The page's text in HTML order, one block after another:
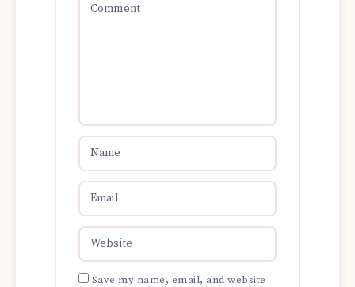
Save my name, email, and website